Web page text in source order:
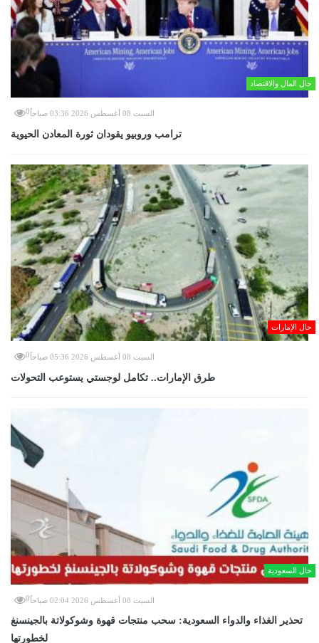
حال المال والاقتصاد
السبت 08 أغسطس 2026 03:36 صباحاً 0
ترامب وروبيو يقودان ثورة المعادن الحيوية
حال الإمارات
السبت 08 أغسطس 2026 05:36 صباحاً 0
طرق الإمارات.. تكامل لوجستي يستوعب التحولات
حال السعودية
السبت 08 أغسطس 2026 02:04 صباحاً 0
تحذير الغذاء والدواء السعودية: سحب منتجات قهوة وشوكولاتة بالجينسنغ
لخطورتها